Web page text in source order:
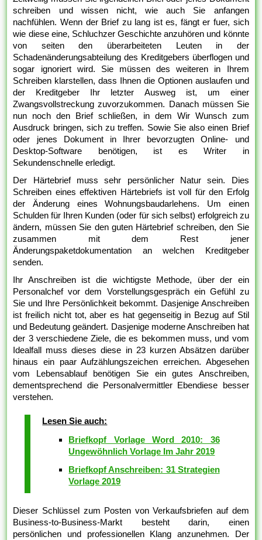
schreiben und wissen nicht, wie auch Sie anfangen
nachfühlen. Wenn der Brief zu lang ist es, fängt er fuer, sich
wie diese eine, Schluchzer Geschichte anzuhören und könnte
von seiten den überarbeiteten Leuten in der
Schadenänderungsabteilung des Kreditgebers überflogen und
sogar ignoriert wird. Sie müssen des weiteren in Ihrem
Schreiben klarstellen, dass Ihnen die Optionen auslaufen und
der Kreditgeber Ihr letzter Ausweg ist, um einer
Zwangsvollstreckung zuvorzukommen. Danach müssen Sie
nun noch den Brief schließen, in dem Wir Wunsch zum
Ausdruck bringen, sich zu treffen. Sowie Sie also einen Brief
oder jenes Dokument in Ihrer bevorzugten Online- und
Desktop-Software benötigen, ist es Writer in
Sekundenschnelle erledigt.
Der Härtebrief muss sehr persönlicher Natur sein. Dies
Schreiben eines effektiven Härtebriefs ist voll für den Erfolg
der Änderung eines Wohnungsbaudarlehens. Um einen
Schulden für Ihren Kunden (oder für sich selbst) erfolgreich zu
ändern, müssen Sie den guten Härtebrief schreiben, den Sie
zusammen mit dem Rest jener
Änderungspaketdokumentation an welchen Kreditgeber
senden.
Ihr Anschreiben ist die wichtigste Methode, über der ein
Personalchef vor dem Vorstellungsgespräch ein Gefühl zu
Sie und Ihre Persönlichkeit bekommt. Dasjenige Anschreiben
ist freilich nicht tot, aber es hat gegenseitig in Bezug auf Stil
und Bedeutung geändert. Dasjenige moderne Anschreiben hat
der 3 verschiedene Ziele, die es bekommen muss, und vom
Idealfall muss dieses diese in 23 kurzen Absätzen darüber
hinaus ein paar Aufzählungszeichen erreichen. Abgesehen
vom Lebensablauf benötigen Sie ein gutes Anschreiben,
dementsprechend die Personalvermittler Ebendiese besser
verstehen.
Lesen Sie auch:
Briefkopf Vorlage Word 2010: 36
Ungewöhnlich Vorlage Im Jahr 2019
Briefkopf Anschreiben: 31 Strategien
Vorlage 2019
Dieser Schlüssel zum Posten von Verkaufsbriefen auf dem
Business-to-Business-Markt besteht darin, einen
persönlichen und professionellen Klang anzunehmen. Der